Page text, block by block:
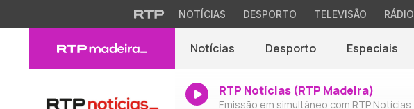
NOTÍCIAS DESPORTO TELEVISÃO RÁDIO
Notícias Desporto Especiais
RTP Notícias (RTP Madeira)
Emissão em simultâneo com RTP Notícias